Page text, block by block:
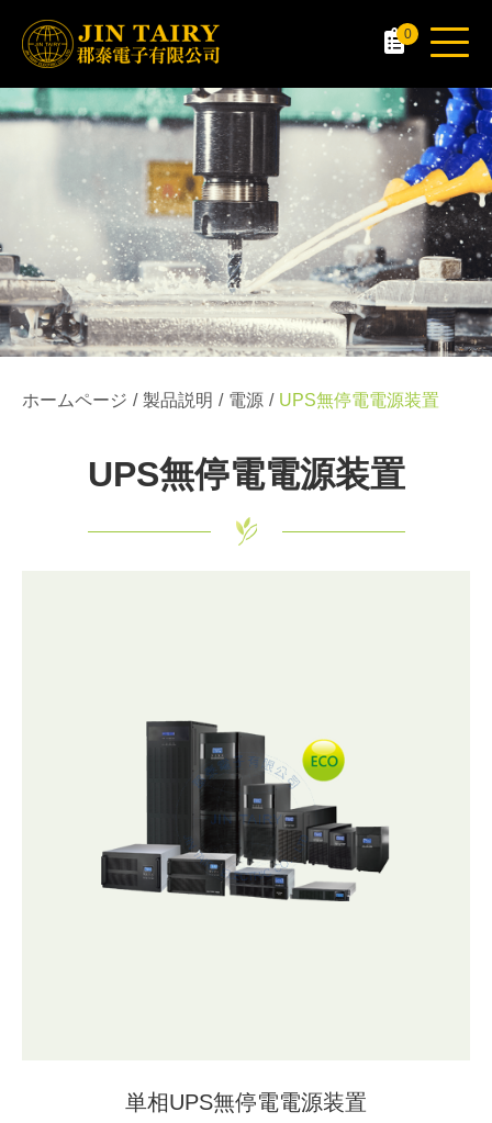
0
ホームページ 製品説明 電源 UPS無停電電源装置
UPS無停電電源装置
単相UPS無停電電源装置